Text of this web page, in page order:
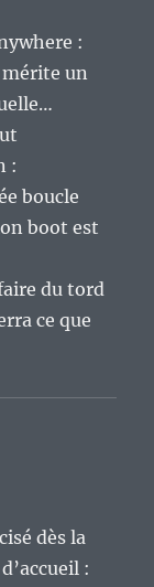
:
un
:
boucle
boot est
du tord
ce que
dès la
: